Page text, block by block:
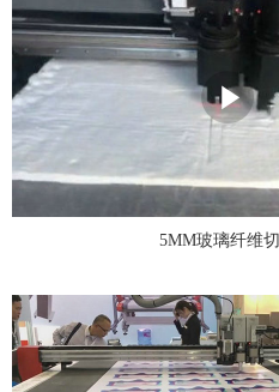
5MM玻璃纤维